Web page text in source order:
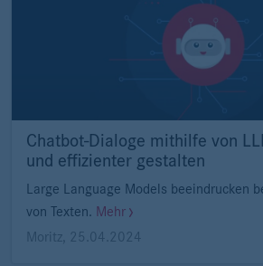
Chatbot-Dialoge mithilfe von
und effizienter gestalten
Large Language Models beeindrucken
von Texten. Mehr
Moritz
25.04.2024